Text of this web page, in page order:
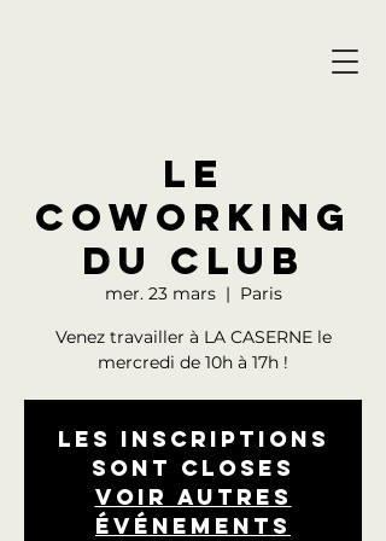
LE
COWORKING
DU CLUB
mer. 23 mars
  |
Paris
Venez travailler à LA CASERNE le
mercredi de 10h à 17h !
Les inscriptions
sont closes
Voir autres
événements